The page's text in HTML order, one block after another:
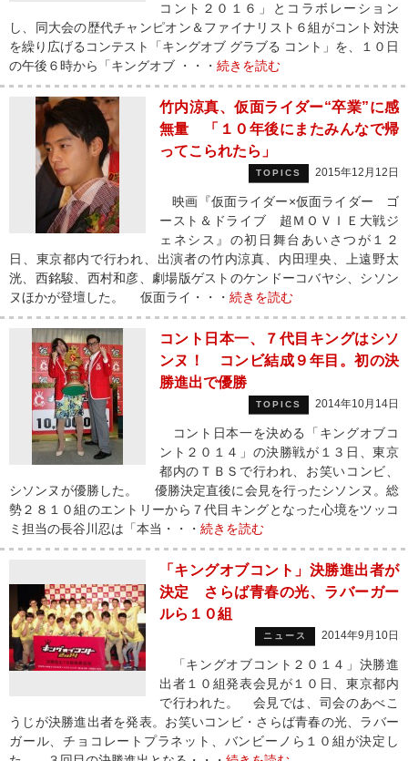
コント２０１６」とコラボレーション
し、同大会の歴代チャンピオン＆ファイナリスト６組がコント対決
を繰り広げるコンテスト「キングオブ グラブる コント」を、１０日
の午後６時から「キングオブ ・・・ 続きを読む
竹内涼真、仮面ライダー“卒業”に感
無量 「１０年後にまたみんなで帰
ってこられたら」
TOPICS 2015年12月12日
映画『仮面ライダー×仮面ライダー ゴ
ースト＆ドライブ 超ＭＯＶＩＥ大戦ジ
ェネシス』の初日舞台あいさつが１２
日、東京都内で行われ、出演者の竹内涼真、内田理央、上遠野太
洸、西銘駿、西村和彦、劇場版ゲストのケンドーコバヤシ、シソン
ヌほかが登壇した。 仮面ライ・・・ 続きを読む
コント日本一、７代目キングはシソ
ンヌ！ コンビ結成９年目。初の決
勝進出で優勝
TOPICS 2014年10月14日
コント日本一を決める「キングオブコ
ント２０１４」の決勝戦が１３日、東京
都内のＴＢＳで行われ、お笑いコンビ、
シソンヌが優勝した。 優勝決定直後に会見を行ったシソンヌ。総
勢２８１０組のエントリーから７代目キングとなった心境をツッコ
ミ担当の長谷川忍は「本当・・・ 続きを読む
「キングオブコント」決勝進出者が
決定 さらば青春の光、ラバーガー
ルら１０組
ニュース 2014年9月10日
「キングオブコント２０１４」決勝進
出者１０組発表会見が１０日、東京都内
で行われた。 会見では、司会のあべこ
うじが決勝進出者を発表。お笑いコンビ・さらば青春の光、ラバー
ガール、チョコレートプラネット、バンビーノら１０組が決定し